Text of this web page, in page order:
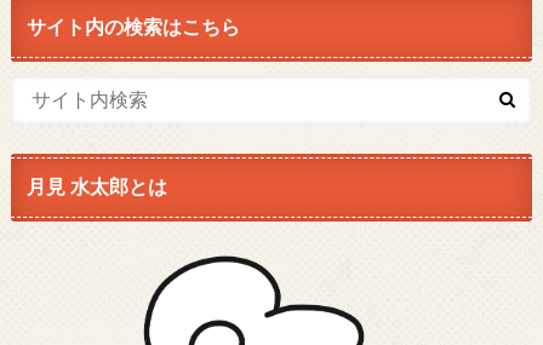
サイト内の検索はこちら
月見 水太郎とは